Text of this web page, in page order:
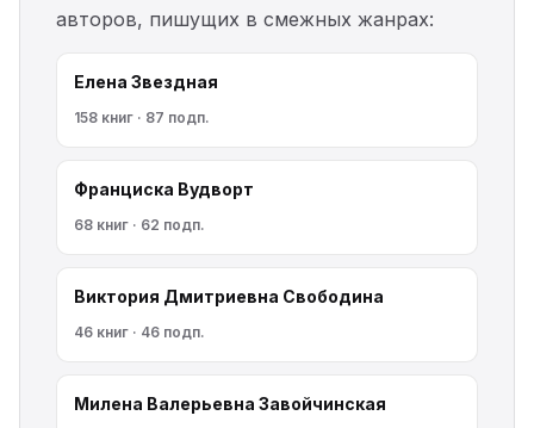
авторов, пишущих в смежных жанрах:
Елена Звездная
158 книг · 87 подп.
Франциска Вудворт
68 книг · 62 подп.
Виктория Дмитриевна Свободина
46 книг · 46 подп.
Милена Валерьевна Завойчинская